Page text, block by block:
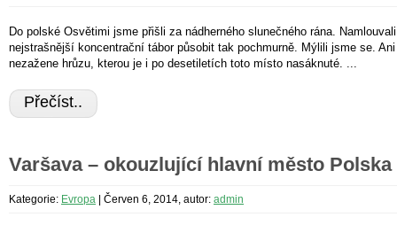
Do polské Osvětimi jsme přišli za nádherného slunečného rána.
nejstrašnější koncentrační tábor působit tak pochmurně. Mýlili jsme se.
nezažene hrůzu, kterou je i po desetiletích toto místo nasáknuté. ...
Přečíst..
Varšava – okouzlující hlavní město Polska
Kategorie: Evropa | Červen 6, 2014, autor: admin